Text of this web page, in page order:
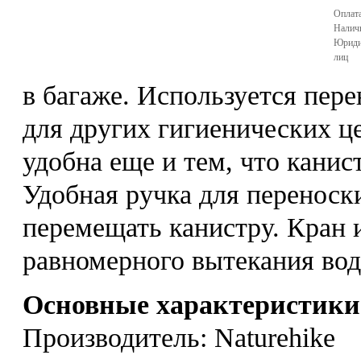
лиц
в багаже. Используется
для других гигиенических
удобна еще и тем, что
Удобная ручка для
перемещать канистру. Кран
равномерного вытекания
Основные
Производитель: Naturehike